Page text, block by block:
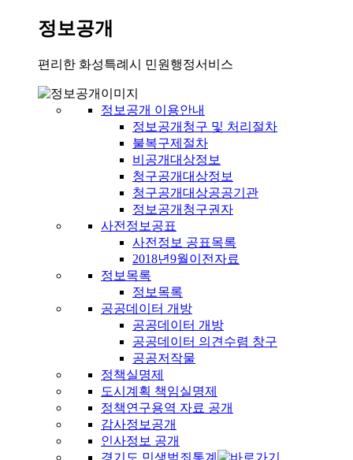
정보공개
편리한 화성특례시 민원행정서비스
정보공개 이용안내
정보공개청구 및 처리절차
불복구제절차
비공개대상정보
청구공개대상정보
청구공개대상공공기관
정보공개청구권자
사전정보공표
사전정보 공표목록
2018년9월이전자료
정보목록
정보목록
공공데이터 개방
공공데이터 개방
공공데이터 의견수렴 창구
공공저작물
정책실명제
도시계획 책임실명제
정책연구용역 자료 공개
감사정보공개
인사정보 공개
경기도 민생범죄통계